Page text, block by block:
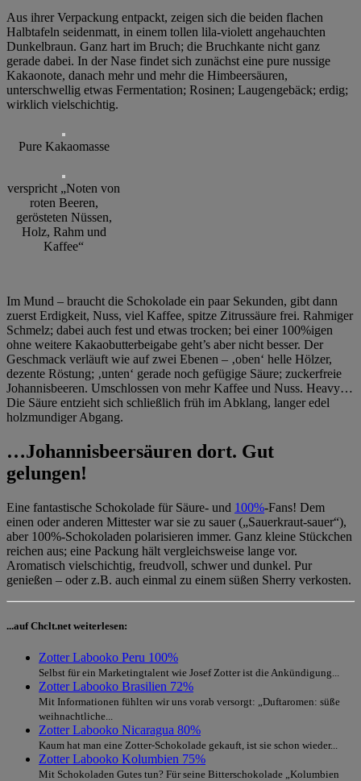
Aus ihrer Verpackung entpackt, zeigen sich die beiden flachen
Halbtafeln seidenmatt, in einem tollen lila-violett angehauchten
Dunkelbraun. Ganz hart im Bruch; die Bruchkante nicht ganz
gerade dabei. In der Nase findet sich zunächst eine pure nussige
Kakaonote, danach mehr und mehr die Himbeersäuren,
unterschwellig etwas Fermentation; Rosinen; Laugengebäck; erdig;
wirklich vielschichtig.
Pure Kakaomasse
verspricht „Noten von
roten Beeren,
gerösteten Nüssen,
Holz, Rahm und
Kaffee“
Im Mund – braucht die Schokolade ein paar Sekunden, gibt dann
zuerst Erdigkeit, Nuss, viel Kaffee, spitze Zitrussäure frei. Rahmiger
Schmelz; dabei auch fest und etwas trocken; bei einer 100%igen
ohne weitere Kakaobutterbeigabe geht’s aber nicht besser. Der
Geschmack verläuft wie auf zwei Ebenen – ‚oben‘ helle Hölzer,
dezente Röstung; ‚unten‘ gerade noch gefügige Säure; zuckerfreie
Johannisbeeren. Umschlossen von mehr Kaffee und Nuss. Heavy…
Die Säure entzieht sich schließlich früh im Abklang, langer edel
holzmundiger Abgang.
…Johannisbeersäuren dort. Gut
gelungen!
Eine fantastische Schokolade für Säure- und 100%-Fans! Dem
einen oder anderen Mittester war sie zu sauer („Sauerkraut-sauer“),
aber 100%-Schokoladen polarisieren immer. Ganz kleine Stückchen
reichen aus; eine Packung hält vergleichsweise lange vor.
Aromatisch vielschichtig, freudvoll, schwer und dunkel. Pur
genießen – oder z.B. auch einmal zu einem süßen Sherry verkosten.
...auf Chclt.net weiterlesen:
Zotter Labooko Peru 100%
Selbst für ein Marketingtalent wie Josef Zotter ist die Ankündigung...
Zotter Labooko Brasilien 72%
Mit Informationen fühlten wir uns vorab versorgt: „Duftaromen: süße
weihnachtliche...
Zotter Labooko Nicaragua 80%
Kaum hat man eine Zotter-Schokolade gekauft, ist sie schon wieder...
Zotter Labooko Kolumbien 75%
Mit Schokoladen Gutes tun? Für seine Bitterschokolade „Kolumbien